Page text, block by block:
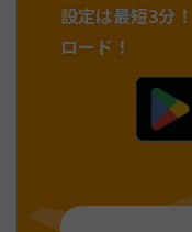
設定は最短3分！
ロード！